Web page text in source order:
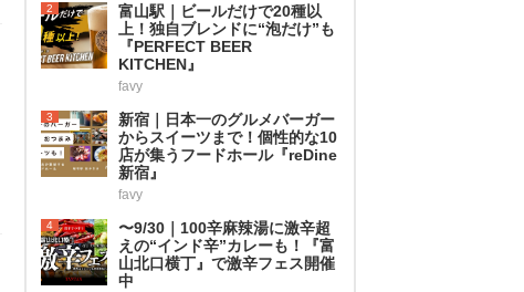
2
富山駅｜ビールだけで20種以
上！独自ブレンドに“泡だけ”も
『PERFECT BEER
KITCHEN』
favy
3
新宿｜日本一のグルメバーガー
からスイーツまで！個性的な10
店が集うフードホール『reDine
新宿』
favy
4
〜9/30｜100辛麻辣湯に激辛超
えの“インド辛”カレーも！『富
山北口横丁』で激辛フェス開催
中